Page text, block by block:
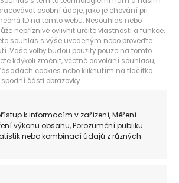
osobní údaje, jako je chování při
ID na tomto webu. Nesouhlas nebo
nepříznivě ovlivnit určité vlastnosti a funkce.
souhlas s výše uvedeným nebo proveďte
Vaše volby budou použity pouze na tomto
kdykoli změnit, včetně odvolání souhlasu,
cookies nebo kliknutím na tlačítko
části obrazovky.
k informacím v zařízení, Měření
výkonu obsahu, Porozumění publiku
nebo kombinací údajů z různých
zařízení i plynové kotle potřebují pravidelnou
nejlépe a co nejdéle. Správně udržovaný kotel
než kotel, který je zanedbán.
VÝKONU
aby naše vytápění fungovalo co
kotle před zimou zajišťuje, že kotel
výkonu, takže váš dům bude vždy teplý